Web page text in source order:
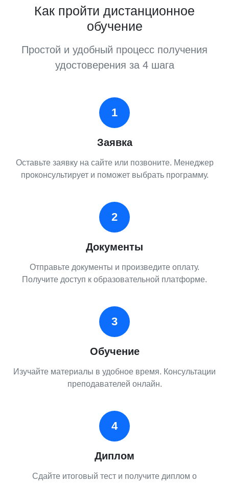
Как пройти дистанционное
обучение
Простой и удобный процесс получения
удостоверения за 4 шага
1
Заявка
Оставьте заявку на сайте или позвоните. Менеджер
проконсультирует и поможет выбрать программу.
2
Документы
Отправьте документы и произведите оплату.
Получите доступ к образовательной платформе.
3
Обучение
Изучайте материалы в удобное время. Консультации
преподавателей онлайн.
4
Диплом
Сдайте итоговый тест и получите диплом о